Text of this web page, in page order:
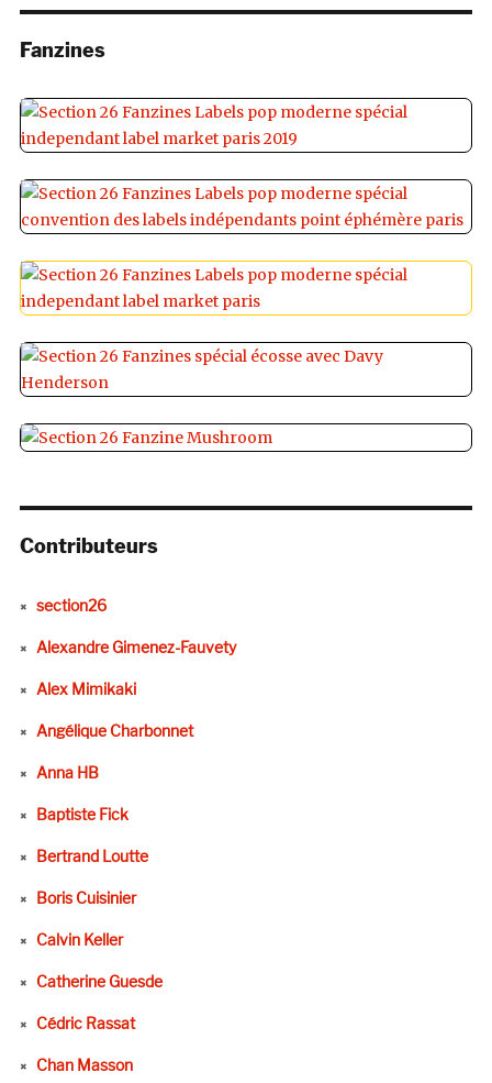
Fanzines
Contributeurs
section26
Alexandre Gimenez-Fauvety
Alex Mimikaki
Angélique Charbonnet
Anna HB
Baptiste Fick
Bertrand Loutte
Boris Cuisinier
Calvin Keller
Catherine Guesde
Cédric Rassat
Chan Masson